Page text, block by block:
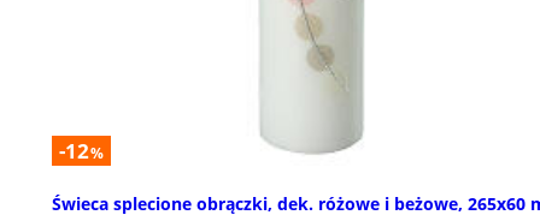
-12%
Świeca splecione obrączki, dek. różowe i beżowe, 265x60